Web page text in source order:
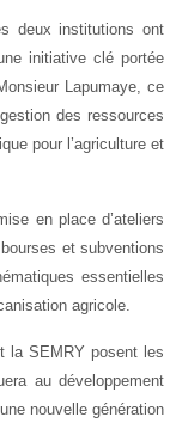
deux institutions ont
initiative clé portée
Lapumaye, ce
des ressources
pour l’agriculture et
en place d’ateliers
et subventions
essentielles
agricole.
la SEMRY posent les
au développement
nouvelle génération